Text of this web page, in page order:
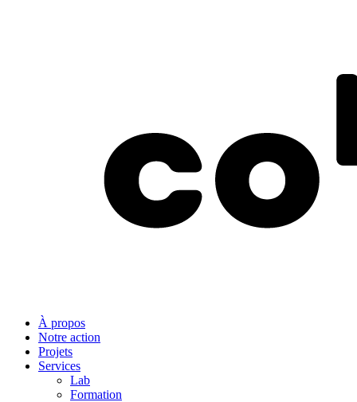
À propos
Notre action
Projets
Services
Lab
Formation